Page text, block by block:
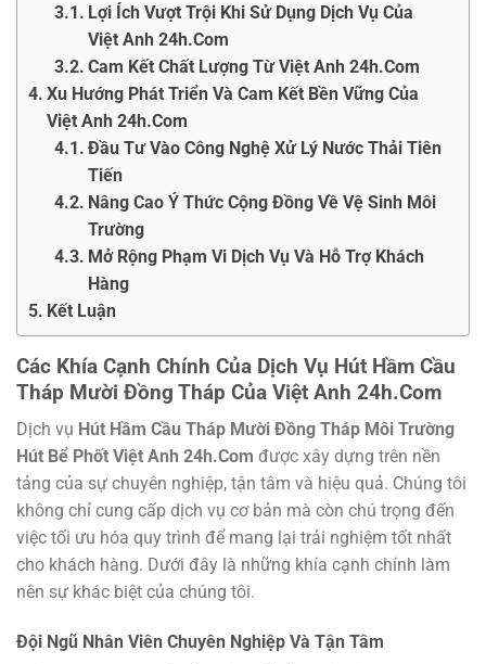
Lợi Ích Vượt Trội Khi Sử Dụng Dịch Vụ Của
Việt Anh 24h.Com
Cam Kết Chất Lượng Từ Việt Anh 24h.Com
Xu Hướng Phát Triển Và Cam Kết Bền Vững Của
Việt Anh 24h.Com
Đầu Tư Vào Công Nghệ Xử Lý Nước Thải Tiên
Tiến
Nâng Cao Ý Thức Cộng Đồng Về Vệ Sinh Môi
Trường
Mở Rộng Phạm Vi Dịch Vụ Và Hỗ Trợ Khách
Hàng
Kết Luận
Các Khía Cạnh Chính Của Dịch Vụ Hút Hầm Cầu
Tháp Mười Đồng Tháp Của Việt Anh 24h.Com
Dịch vụ Hút Hầm Cầu Tháp Mười Đồng Tháp Môi Trường
Hút Bể Phốt Việt Anh 24h.Com được xây dựng trên nền
tảng của sự chuyên nghiệp, tận tâm và hiệu quả. Chúng tôi
không chỉ cung cấp dịch vụ cơ bản mà còn chú trọng đến
việc tối ưu hóa quy trình để mang lại trải nghiệm tốt nhất
cho khách hàng. Dưới đây là những khía cạnh chính làm
nên sự khác biệt của chúng tôi.
Đội Ngũ Nhân Viên Chuyên Nghiệp Và Tận Tâm